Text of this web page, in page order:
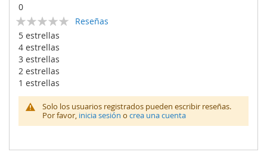
0
Calificación:
% of100
Reseñas
5 estrellas
4 estrellas
3 estrellas
2 estrellas
1 estrellas
Solo los usuarios registrados pueden escribir reseñas.
Por favor, inicia sesión o crea una cuenta